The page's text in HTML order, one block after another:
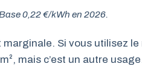
0,22 €/kWh en 2026.
Si vous utilisez
mais c’est un autre